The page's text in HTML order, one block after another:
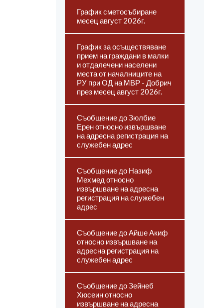
График сметосъбиране
месец август 2026г.
График за осъществяване
прием на граждани в малки
и отдалечени населени
места от началниците на
РУ при ОД на МВР - Добрич
през месец август 2026г.
Съобщение до Зюлбие
Ерен относно извършване
на адресна регистрация на
служебен адрес
Съобщение до Назиф
Мехмед относно
извършване на адресна
регистрация на служебен
адрес
Съобщение до Айше Акиф
относно извършване на
адресна регистрация на
служебен адрес
Съобщение до Зейнеб
Хюсеин относно
извършване на адресна